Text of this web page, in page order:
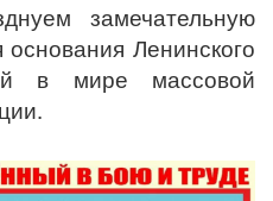
замечательную
Ленинского
в мире массовой